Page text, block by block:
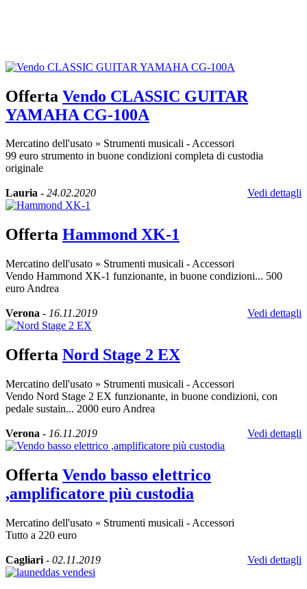
Offerta Vendo CLASSIC GUITAR
YAMAHA CG-100A
Mercatino dell'usato » Strumenti musicali - Accessori
99 euro strumento in buone condizioni completa di custodia
originale
Lauria - 24.02.2020 Vedi dettagli
Offerta Hammond XK-1
Mercatino dell'usato » Strumenti musicali - Accessori
Vendo Hammond XK-1 funzionante, in buone condizioni... 500
euro Andrea
Verona - 16.11.2019 Vedi dettagli
Offerta Nord Stage 2 EX
Mercatino dell'usato » Strumenti musicali - Accessori
Vendo Nord Stage 2 EX funzionante, in buone condizioni, con
pedale sustain... 2000 euro Andrea
Verona - 16.11.2019 Vedi dettagli
Offerta Vendo basso elettrico
,amplificatore più custodia
Mercatino dell'usato » Strumenti musicali - Accessori
Tutto a 220 euro
Cagliari - 02.11.2019 Vedi dettagli